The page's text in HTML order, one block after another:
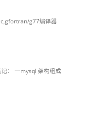
g77编译器
： 一mysql 架构组成